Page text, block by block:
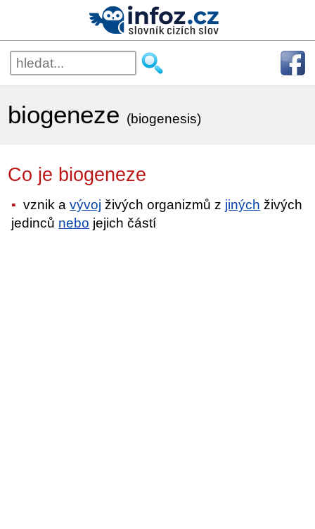
biogeneze (biogenesis)
Co je biogeneze
vznik avývoj živých organizmů z jiných živých
jedinců nebo jejich částí